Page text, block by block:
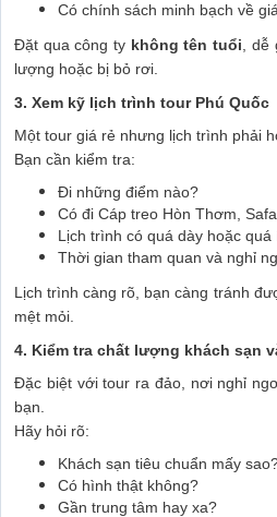
Có chính sách minh bạch về
Đặt qua công ty không tên tuổi ,
lượng hoặc bị bỏ rơi.
3. Xem kỹ lịch trình tour Phú Quốc
Một tour giá rẻ nhưng lịch trình phải
Bạn cần kiểm tra:
Đi những điểm nào?
Có đi Cáp treo Hòn Thơm,
Lịch trình có quá dày hoặc quá
Thời gian tham quan và nghỉ
Lịch trình càng rõ, bạn càng tránh
mệt mỏi.
4. Kiểm tra chất lượng khách sạn
Đặc biệt với tour ra đảo, nơi nghỉ
bạn.
Hãy hỏi rõ:
Khách sạn tiêu chuẩn mấy
Có hình thật không?
Gần trung tâm hay xa?